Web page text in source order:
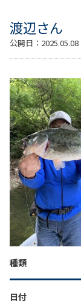
渡辺さん
公開日： 2025.05.08
種類
日付